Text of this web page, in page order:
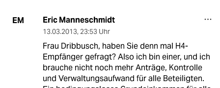
EM Eric Manneschmidt
13.03.2013, 23:53 Uhr
Frau Dribbusch, haben Sie denn mal H4-
Empfänger gefragt? Also ich bin einer, und ich
brauche nicht noch mehr Anträge, Kontrolle
und Verwaltungsaufwand für alle Beteiligten.